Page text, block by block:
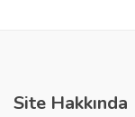
Site Hakkında